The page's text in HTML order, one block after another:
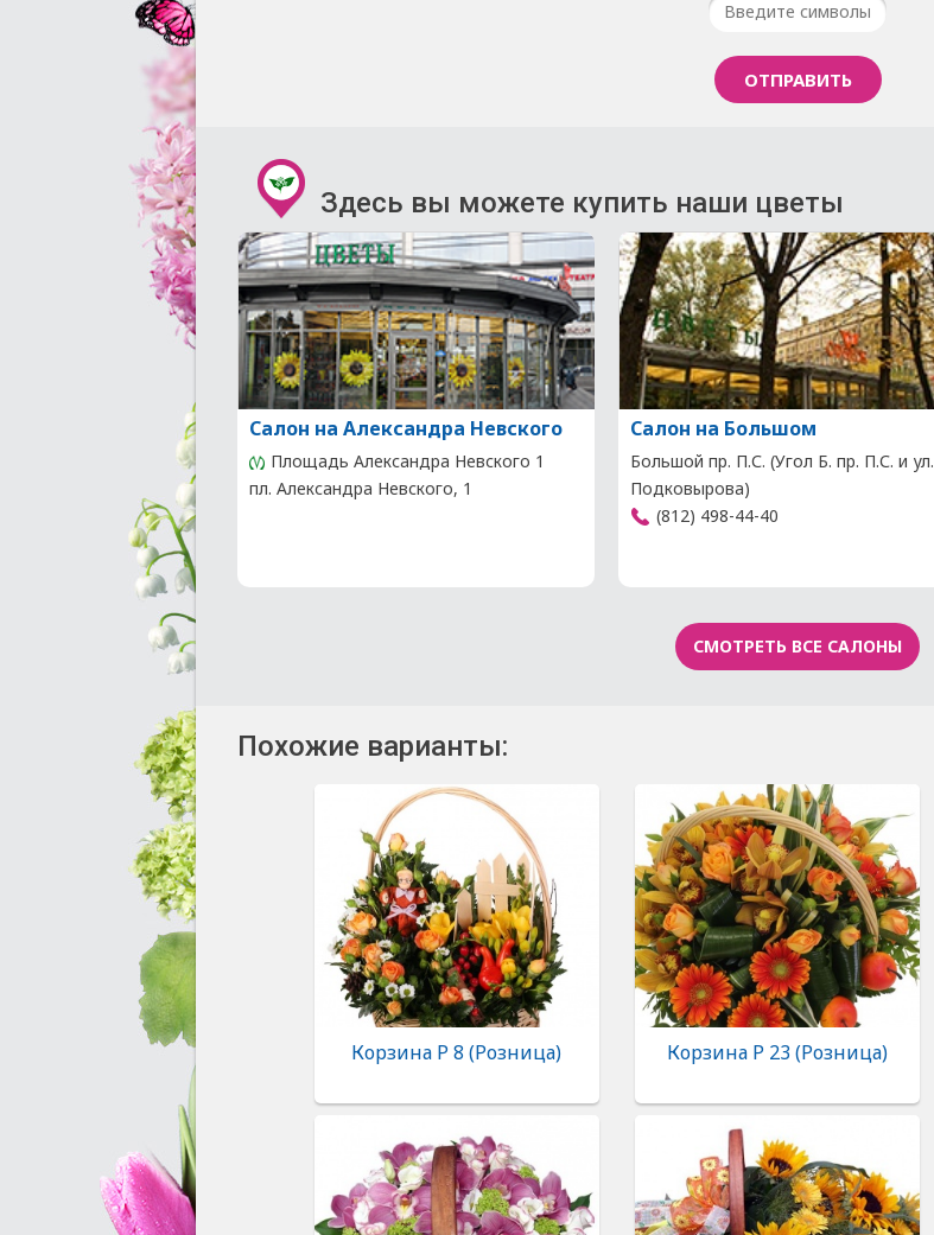
Здесь вы можете купить наши цветы
Салон на Александра Невского
Площадь Александра Невского 1
пл. Александра Невского, 1
Салон на Большом
Большой пр. П.С. (Угол Б. пр. П.С. и ул.
Подковырова)
(812) 498-44-40
СМОТРЕТЬ ВСЕ САЛОНЫ
Похожие варианты:
Корзина Р 8 (Розница) Корзина Р 23 (Розница)